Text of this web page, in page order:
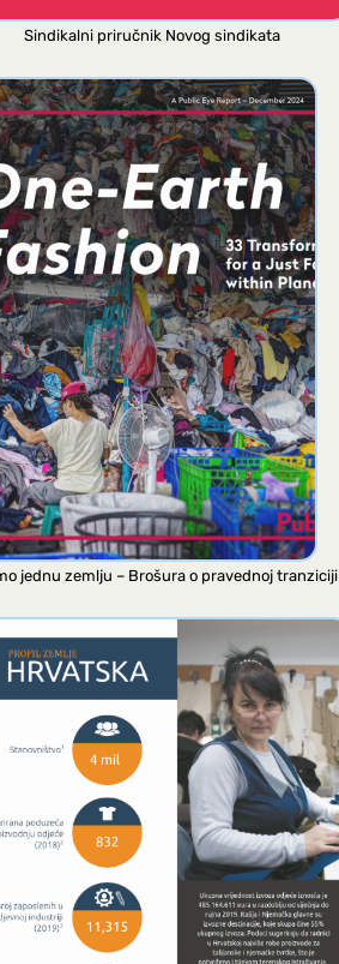
Sindikalni priručnik Novog sindikata
jednu zemlju – Brošura o pravednoj tranziciji